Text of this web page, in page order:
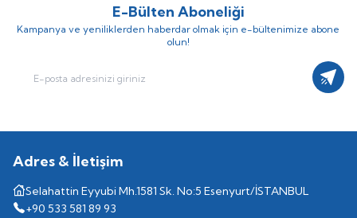
E-Bülten Aboneliği
Kampanya ve yeniliklerden haberdar olmak için e-bültenimize abone
olun!
Adres & İletişim
Selahattin Eyyubi Mh.1581 Sk. No:5 Esenyurt/İSTANBUL
+90 533 581 89 93